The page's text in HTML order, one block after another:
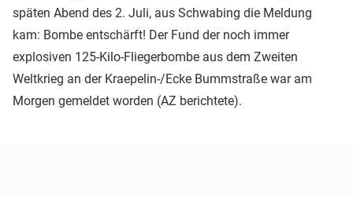
späten Abend des 2. Juli, aus Schwabing die Meldung
kam: Bombe entschärft! Der Fund der noch immer
explosiven 125-Kilo-Fliegerbombe aus dem Zweiten
Weltkrieg an der Kraepelin-/Ecke Bummstraße war am
Morgen gemeldet worden (AZ berichtete).